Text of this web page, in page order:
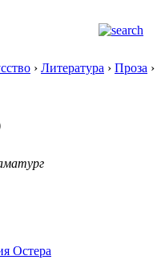
› Литература › Проза ›
Остера